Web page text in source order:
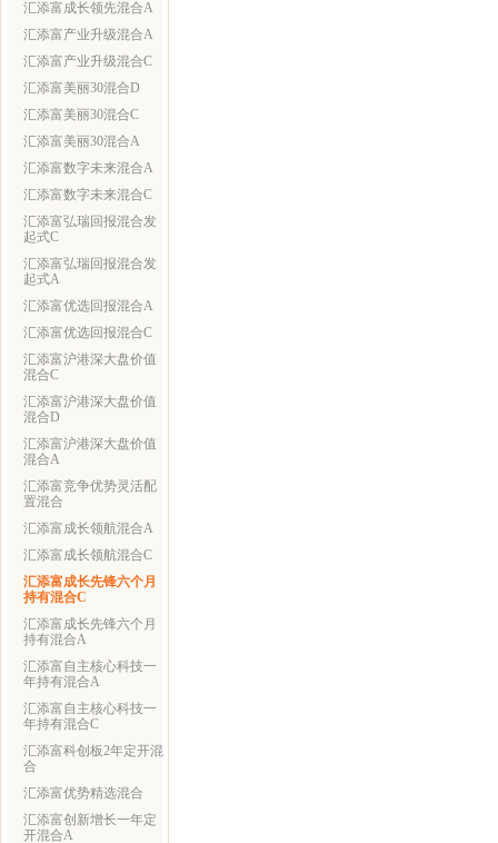
汇添富成长领先混合A
汇添富产业升级混合A
汇添富产业升级混合C
汇添富美丽30混合D
汇添富美丽30混合C
汇添富美丽30混合A
汇添富数字未来混合A
汇添富数字未来混合C
汇添富弘瑞回报混合发
起式C
汇添富弘瑞回报混合发
起式A
汇添富优选回报混合A
汇添富优选回报混合C
汇添富沪港深大盘价值
混合C
汇添富沪港深大盘价值
混合D
汇添富沪港深大盘价值
混合A
汇添富竞争优势灵活配
置混合
汇添富成长领航混合A
汇添富成长领航混合C
汇添富成长先锋六个月
持有混合C
汇添富成长先锋六个月
持有混合A
汇添富自主核心科技一
年持有混合A
汇添富自主核心科技一
年持有混合C
汇添富科创板2年定开混
合
汇添富优势精选混合
汇添富创新增长一年定
开混合A